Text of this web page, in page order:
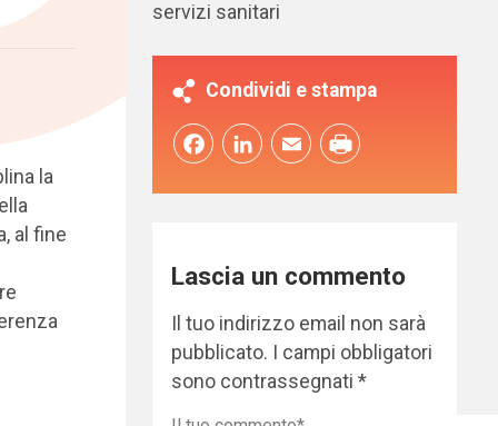
la
al fine
servizi sanitari
Condividi e stampa
FacebookLinkedInEmail
Lascia un commento
Il tuo indirizzo email non sarà
pubblicato. I campi obbligatori
sono contrassegnati*